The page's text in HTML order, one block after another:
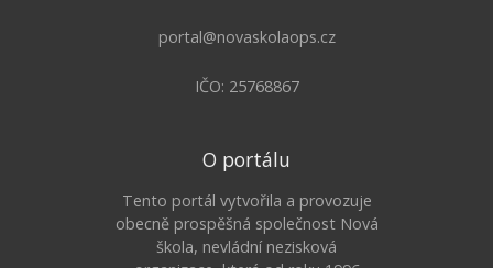
portal@novaskolaops.cz
IČO: 25768867
O portálu
Tento portál vytvořila a provozuje
obecně prospěšná společnost Nová
škola, nevládní nezisková